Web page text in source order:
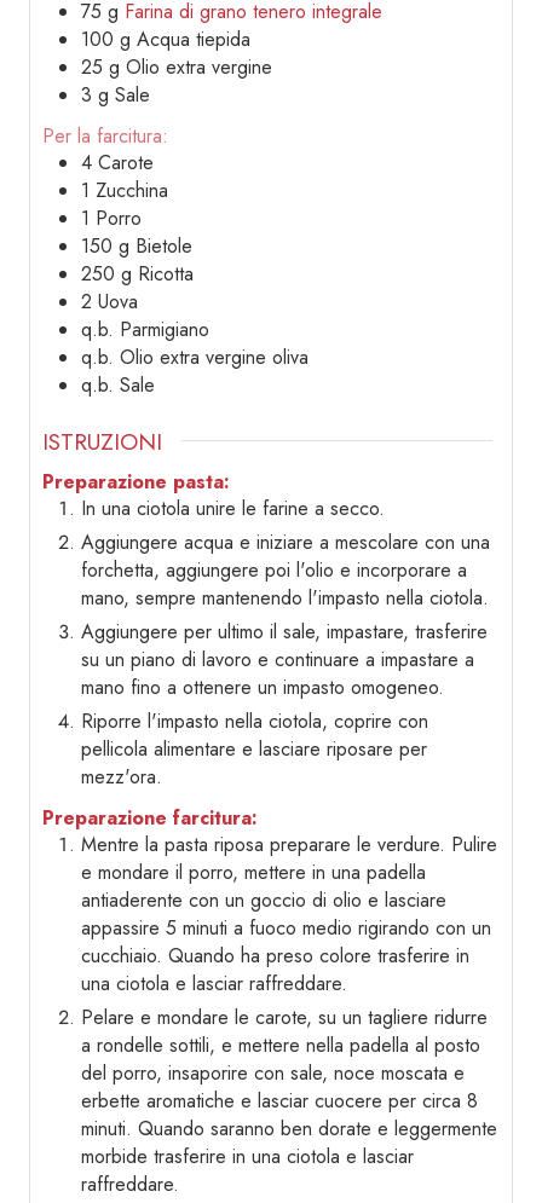
75 g Farina di grano tenero integrale
100 g Acqua tiepida
25 g Olio extra vergine
3 g Sale
Per la farcitura:
4 Carote
1 Zucchina
1 Porro
150 g Bietole
250 g Ricotta
2 Uova
q.b. Parmigiano
q.b. Olio extra vergine oliva
q.b. Sale
ISTRUZIONI
Preparazione pasta:
In una ciotola unire le farine a secco.
Aggiungere acqua e iniziare a mescolare con una
forchetta, aggiungere poi l'olio e incorporare a
mano, sempre mantenendo l'impasto nella ciotola.
Aggiungere per ultimo il sale, impastare, trasferire
su un piano di lavoro e continuare a impastare a
mano fino a ottenere un impasto omogeneo.
Riporre l'impasto nella ciotola, coprire con
pellicola alimentare e lasciare riposare per
mezz'ora.
Preparazione farcitura:
Mentre la pasta riposa preparare le verdure. Pulire
e mondare il porro, mettere in una padella
antiaderente con un goccio di olio e lasciare
appassire 5 minuti a fuoco medio rigirando con un
cucchiaio. Quando ha preso colore trasferire in
una ciotola e lasciar raffreddare.
Pelare e mondare le carote, su un tagliere ridurre
a rondelle sottili, e mettere nella padella al posto
del porro, insaporire con sale, noce moscata e
erbette aromatiche e lasciar cuocere per circa 8
minuti. Quando saranno ben dorate e leggermente
morbide trasferire in una ciotola e lasciar
raffreddare.